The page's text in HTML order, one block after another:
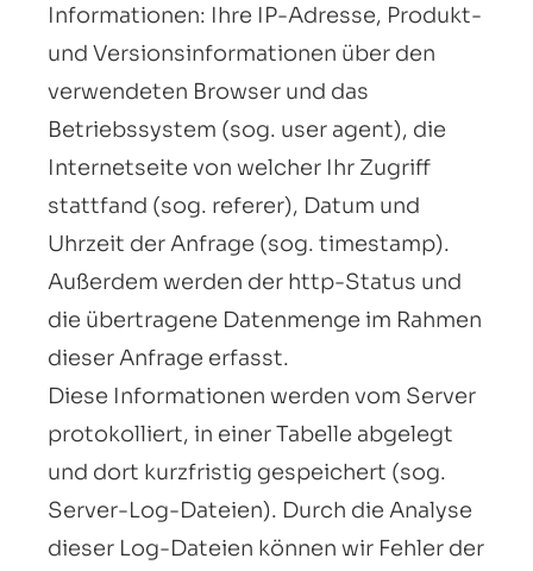
Informationen: Ihre IP-Adresse, Produkt-
und Versionsinformationen über den
verwendeten Browser und das
Betriebssystem (sog. user agent), die
Internetseite von welcher Ihr Zugriff
stattfand (sog. referer), Datum und
Uhrzeit der Anfrage (sog. timestamp).
Außerdem werden der http-Status und
die übertragene Datenmenge im Rahmen
dieser Anfrage erfasst.
Diese Informationen werden vom Server
protokolliert, in einer Tabelle abgelegt
und dort kurzfristig gespeichert (sog.
Server-Log-Dateien). Durch die Analyse
dieser Log-Dateien können wir Fehler der